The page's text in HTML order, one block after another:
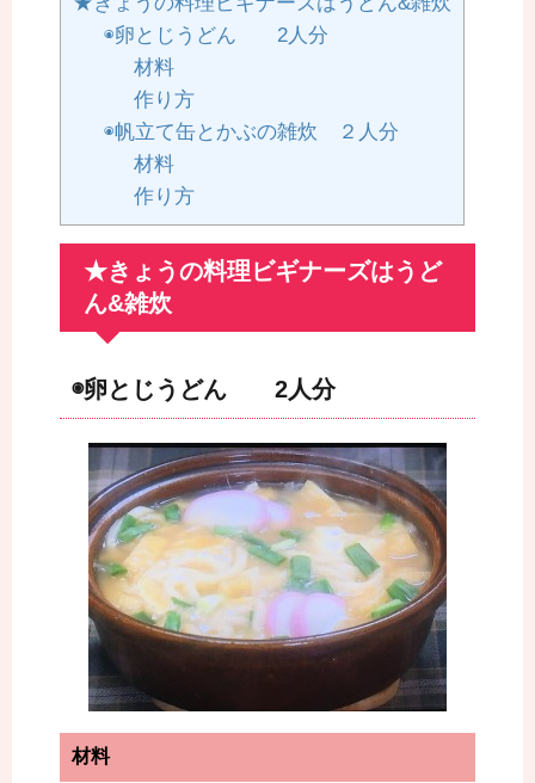
◉卵とじうどん 2人分
材料
作り方
◉帆立て缶とかぶの雑炊 ２人分
材料
作り方
★きょうの料理ビギナーズはうど
ん&雑炊
◉卵とじうどん 2人分
材料